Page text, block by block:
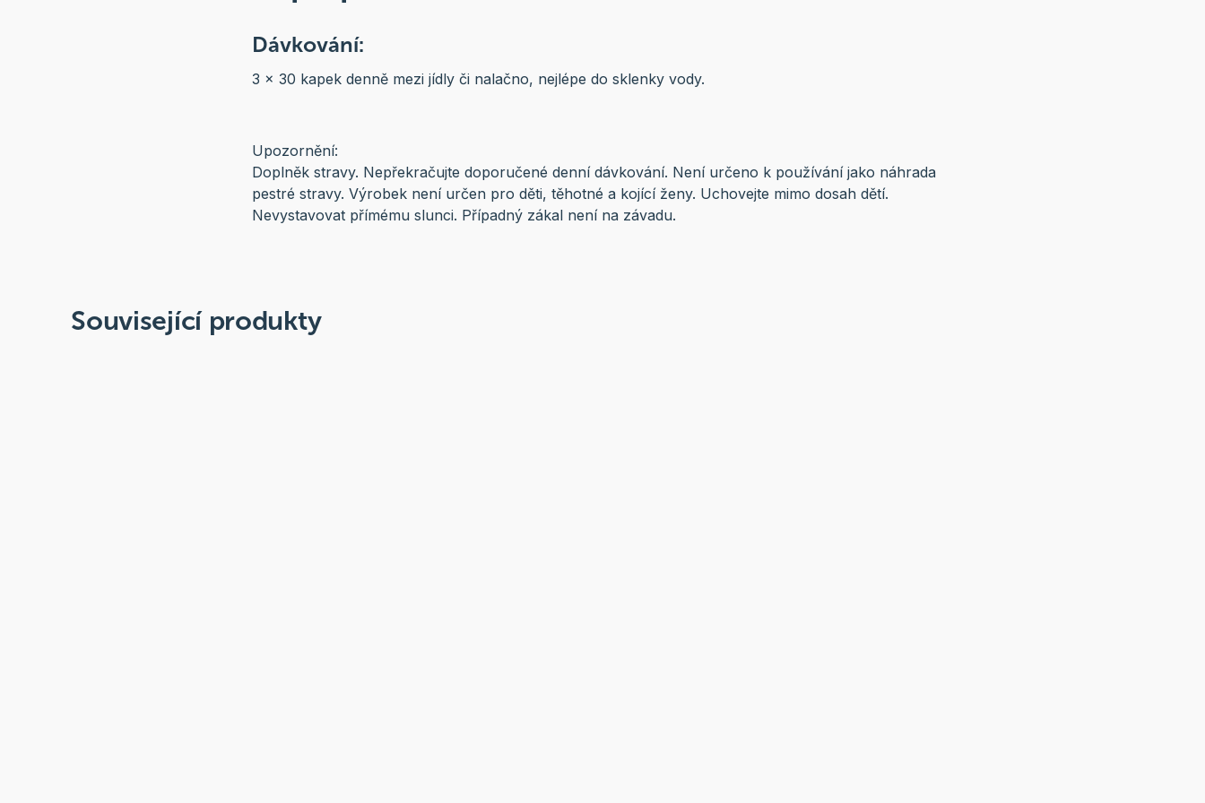
Dávkování:
3 x 30 kapek denně mezi jídly či nalačno, nejlépe do sklenky vody.
Upozornění:
Doplněk stravy. Nepřekračujte doporučené denní dávkování. Není určeno k používání jako náhrada
pestré stravy. Výrobek není určen pro děti, těhotné a kojící ženy. Uchovejte mimo dosah dětí.
Nevystavovat přímému slunci. Případný zákal není na závadu.
Související produkty